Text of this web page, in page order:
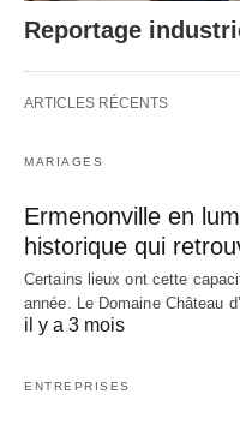
Reportage
ARTICLES RÉCENTS
MARIAGES
Ermenonville en
historique qui
Certains lieux ont cette
année. Le Domaine Château
il y a 3 mois
ENTREPRISES